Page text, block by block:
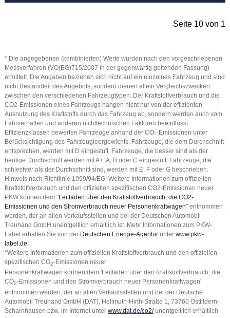
Seite 10 von 1
* Die angegebenen (kombinierten) Werte wurden nach den vorgeschriebenen
Messverfahren (VO(EG)715/2007 in der gegenwärtig geltenden Fassung)
ermittelt. Die Angaben beziehen sich nicht auf ein einzelnes Fahrzeug und sind
nicht Bestandteil des Angebots, sondern dienen allein Vergleichszwecken
zwischen den verschiedenen Fahrzeugtypen. Der Kraftstoffverbrauch und die
CO2-Emissionen eines Fahrzeugs hängen nicht nur von der effizienten
Ausnutzung des Kraftstoffs durch das Fahrzeug ab, sondern werden auch vom
Fahrverhalten und anderen nichttechnischen Faktoren beeinflusst.
Effizienzklassen bewerten Fahrzeuge anhand der CO₂-Emissionen unter
Berücksichtigung des Fahrzeugleergewichts. Fahrzeuge, die dem Durchschnitt
entsprechen, werden mit D eingestuft. Fahrzeuge, die besser sind als der
heutige Durchschnitt werden mit A+, A, B oder C eingestuft. Fahrzeuge, die
schlechter als der Durchschnitt sind, werden mit E, F oder G beschrieben.
Hinweis nach Richtlinie 1999/94/EG: Weitere Informationen zum offiziellen
Kraftstoffverbrauch und den offiziellen spezifischen CO2-Emissionen neuer
PKW können dem "Leitfaden über den Kraftstoffverbrauch, die CO2-
Emissionen und den Stromverbrauch neuer Personenkraftwagen" entnommen
werden, der an allen Verkaufsstellen und bei der Deutschen Automobil
Treuhand GmbH unentgeltlich erhältlich ist. Mehr Informationen zum PKW-
Label erhalten Sie von der Deutschen Energie-Agenturunter www.pkw-
label.de.
*Weitere Informationen zum offiziellen Kraftstoffverbrauch und den offiziellen
spezifischen CO2-Emissionen neuer
Personenkraftwagen können dem 'Leitfaden über den Kraftstoffverbrauch, die
CO2-Emissionen und den Stromverbrauch neuer Personenkraftwagen'
entnommen werden, der an allen Verkaufsstellen und bei der Deutsche
Automobil Treuhand GmbH (DAT), Hellmuth-Hirth-Straße 1, 73760 Ostfildern-
Scharnhausen bzw. im Internet unter www.dat.de/co2/unentgeltlich erhältlich